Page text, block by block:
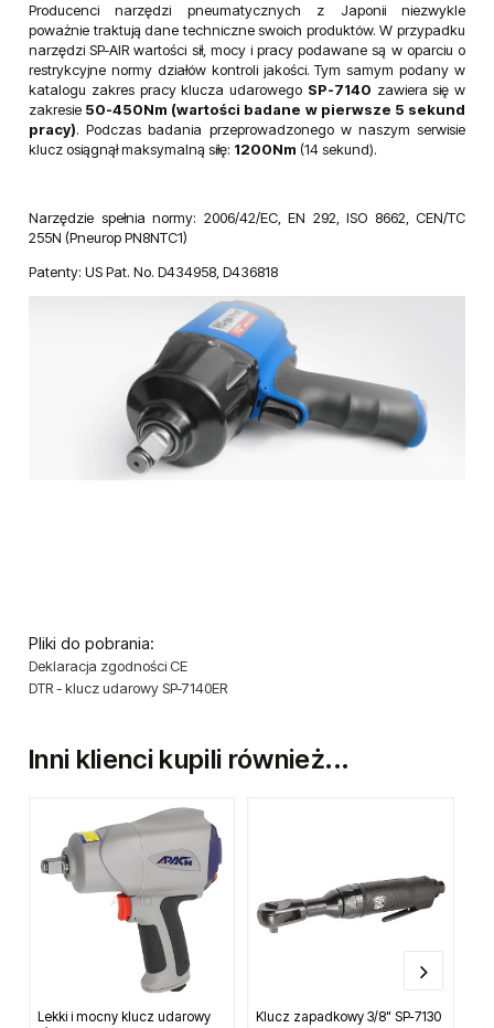
Producenci narzędzi pneumatycznych z Japonii niezwykle
poważnie traktują dane techniczne swoich produktów. W przypadku
narzędzi SP-AIR wartości sił, mocy i pracy podawane są w oparciu o
restrykcyjne normy działów kontroli jakości. Tym samym podany w
katalogu zakres pracy klucza udarowego SP-7140 zawiera się w
zakresie 50-450Nm (wartości badane w pierwsze 5 sekund
pracy). Podczas badania przeprowadzonego w naszym serwisie
klucz osiągnął maksymalną siłę: 1200Nm (14 sekund).
Narzędzie spełnia normy: 2006/42/EC, EN 292, ISO 8662, CEN/TC
255N (Pneurop PN8NTC1)
Patenty: US Pat. No. D434958, D436818
Pliki do pobrania:
Deklaracja zgodności CE
DTR - klucz udarowy SP-7140ER
Inni klienci kupili również...
Lekki i mocny klucz udarowy
Klucz zapadkowy 3/8" SP-7130